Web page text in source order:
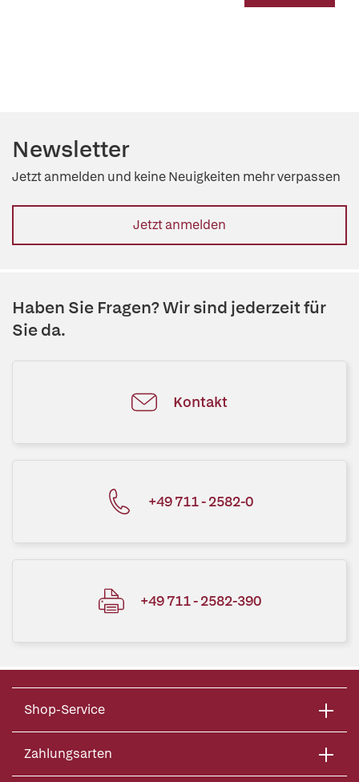
Newsletter
Jetzt anmelden und keine Neuigkeiten mehr verpassen
Jetzt anmelden
Haben Sie Fragen? Wir sind jederzeit für
Sie da.
Kontakt
+49 711 - 2582-0
+49 711 - 2582-390
Shop-Service
Zahlungsarten